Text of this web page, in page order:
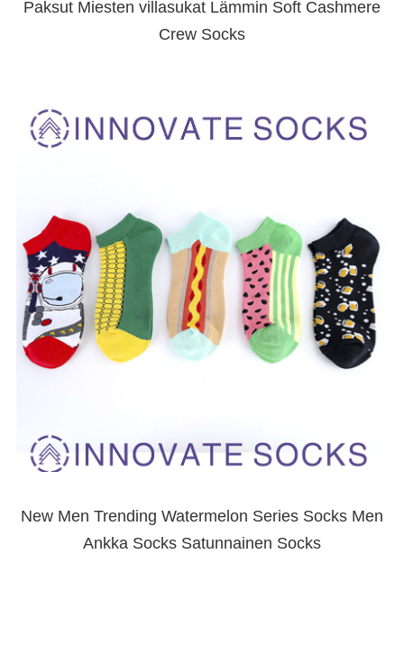
Paksut Miesten villasukat Lämmin Soft Cashmere
Crew Socks
New Men Trending Watermelon Series Socks Men
Ankka Socks Satunnainen Socks